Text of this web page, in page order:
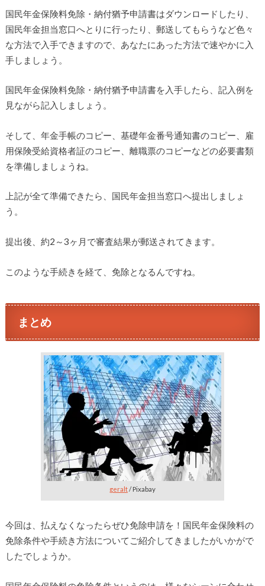
国民年金保険料免除・納付猶予申請書はダウンロードしたり、
国民年金担当窓口へとりに行ったり、郵送してもらうなど色々
な方法で入手できますので、あなたにあった方法で速やかに入
手しましょう。
国民年金保険料免除・納付猶予申請書を入手したら、記入例を
見ながら記入しましょう。
そして、年金手帳のコピー、基礎年金番号通知書のコピー、雇
用保険受給資格者証のコピー、離職票のコピーなどの必要書類
を準備しましょうね。
上記が全て準備できたら、国民年金担当窓口へ提出しましょ
う。
提出後、約2～3ヶ月で審査結果が郵送されてきます。
このような手続きを経て、免除となるんですね。
まとめ
geralt/ Pixabay
今回は、払えなくなったらぜひ免除申請を！国民年金保険料の
免除条件や手続き方法についてご紹介してきましたがいかがで
したでしょうか。